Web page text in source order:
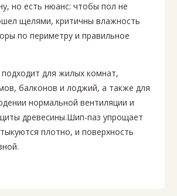
но есть нюанс: чтобы пол не
щелями, критичны влажность
по периметру и правильное
для жилых комнат,
балконов и лоджий, а также для
нормальной вентиляции и
древесины.Шип-паз упрощает
плотно, и поверхность